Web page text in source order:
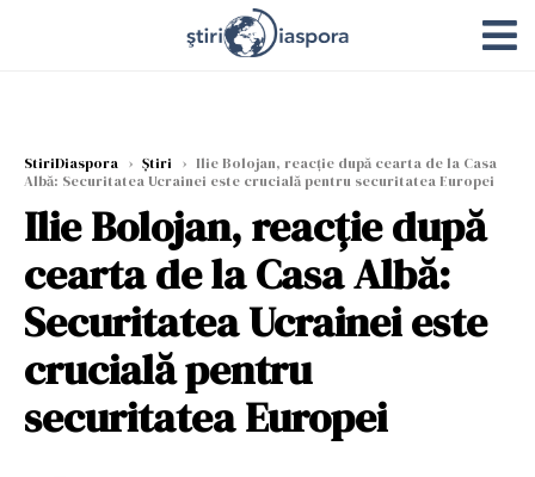
StiriDiaspora › Știri › Ilie Bolojan, reacție după cearta de la Casa
Albă: Securitatea Ucrainei este crucială pentru securitatea Europei
Ilie Bolojan, reacție după
cearta de la Casa Albă:
Securitatea Ucrainei este
crucială pentru
securitatea Europei